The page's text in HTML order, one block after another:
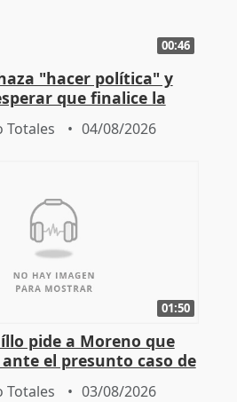
00:46
"hacer política" y
que finalice la
del incendio
Totales 04/08/2026
01:50
pide a Moreno que
el presunto caso de
de ADM
Totales 03/08/2026